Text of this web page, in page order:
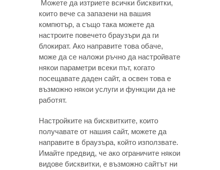
Можете да изтриете всички бисквитки,
които вече са запазени на вашия
компютър, а също така можете да
настроите повечето браузъри да ги
блокират. Ако направите това обаче,
може да се наложи ръчно да настройвате
някои параметри всеки път, когато
посещавате даден сайт, а освен това е
възможно някои услуги и функции да не
работят.
Настройките на бисквитките, които
получавате от нашия сайт, можете да
направите в браузъра, който използвате.
Имайте предвид, че ако ограничите някои
видове бисквитки, е възможно сайтът ни